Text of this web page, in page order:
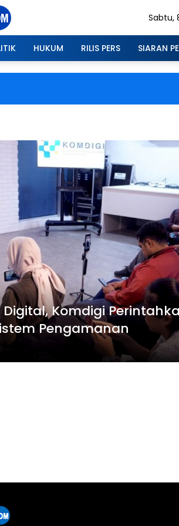
Sabtu,
HUKUM RILIS PERS SIARAN
Komdigi
Pengamanan